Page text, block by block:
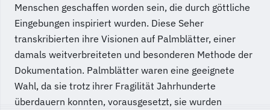
Menschen geschaffen worden sein, die durch göttliche
Eingebungen inspiriert wurden. Diese Seher
transkribierten ihre Visionen auf Palmblätter, einer
damals weitverbreiteten und besonderen Methode der
Dokumentation. Palmblätter waren eine geeignete
Wahl, da sie trotz ihrer Fragilität Jahrhunderte
überdauern konnten, vorausgesetzt, sie wurden